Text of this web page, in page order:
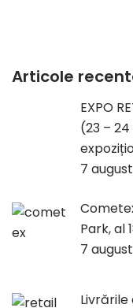
Articole
EXPO
(23 –
7
Park, al
7